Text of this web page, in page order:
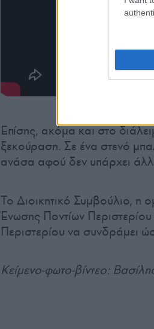
Επίσης, ακόμα και στο
ξεκούραση. Σε ένα στενό
ανάσα αφού δεν υπάρχει
Το Διοικητικό Συμβούλιο, η
Ένωσης Ποντίων
Περιστερίου να συνδράμει
Κείμενο-φωτο-βίντεο: